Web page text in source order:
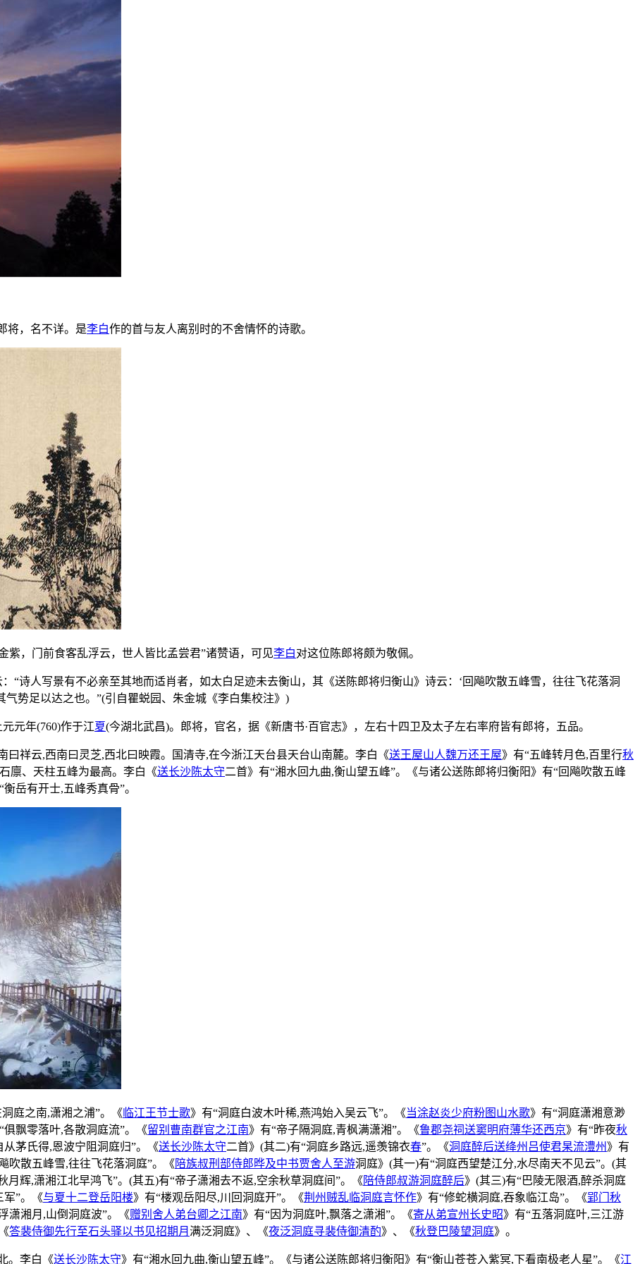
将，名不详。是李白作的首与友人离别时的不舍情怀的诗歌。
紫，门前食客乱浮云，世人皆比孟尝君”诸赞语，可见李白对这位陈郎将颇为敬佩。
“诗人写景有不必亲至其地而适肖者，如太白足迹未去衡山，其《送陈郎将归衡山》诗云：‘回飚吹散五峰雪，往往飞花落洞
势足以达之也。”(引自瞿蜕园、朱金城《李白集校注》)
元年(760)作于江夏(今湖北武昌)。郎将，官名，据《新唐书·百官志》，左右十四卫及太子左右率府皆有郎将，五品。
祥云,西南曰灵芝,西北曰映霞。国清寺,在今浙江天台县天台山南麓。李白《送王屋山人魏万还王屋》有“五峰转月色,百里行秋
廪、天柱五峰为最高。李白《送长沙陈太守二首》有“湘水回九曲,衡山望五峰”。《与诸公送陈郎将归衡阳》有“回飚吹散五峰
衡岳有开士,五峰秀真骨”。
庭之南,潇湘之浦”。《 临江王节士歌》有“洞庭白波木叶稀,燕鸿始入吴云飞”。《当涂赵炎少府粉图山水歌》有“洞庭潇湘意渺
俱飘零落叶,各散洞庭流”。《留别曹南群官之江南》有“帝子隔洞庭,青枫满潇湘”。《鲁郡尧祠送窦明府薄华还西京》有“昨夜秋
从茅氏得,恩波宁阻洞庭归”。《送长沙陈太守二首》(其二)有“洞庭乡路远,遥羡锦衣春”。《洞庭醉后送绛州吕使君杲流澧州 》有
吹散五峰雪,往往飞花落洞庭”。《 陪族叔刑部侍郎晔及中书贾舍人至游洞庭》(其一)有“洞庭西望楚江分,水尽南天不见云”。(其
辉,潇湘江北早鸿飞”。(其五)有“帝子潇湘去不返,空余秋草洞庭间”。《 陪侍郎叔游洞庭醉后》(其三)有“巴陵无限酒,醉杀洞庭
军”。《与夏十二登岳阳楼》有“楼观岳阳尽,川回洞庭开”。《荆州贼乱临洞庭言怀作》有“修蛇横洞庭,吞象临江岛”。《郢门秋
潇湘月,山倒洞庭波”。《赠别舍人弟台卿之江南》有“因为洞庭叶,飘落之潇湘”。《寄从弟宣州长史昭》有“五落洞庭叶,三江游
答裴侍御先行至石头驿以书见招期月 满泛洞庭》、《夜泛洞庭寻裴侍御清酌》、《秋登巴陵望洞庭》。
。李白《送长沙陈太守》有“湘水回九曲,衡山望五峰”。《与诸公送陈郎将归衡阳》有“衡山苍苍入紫冥,下看南极老人星”。《江